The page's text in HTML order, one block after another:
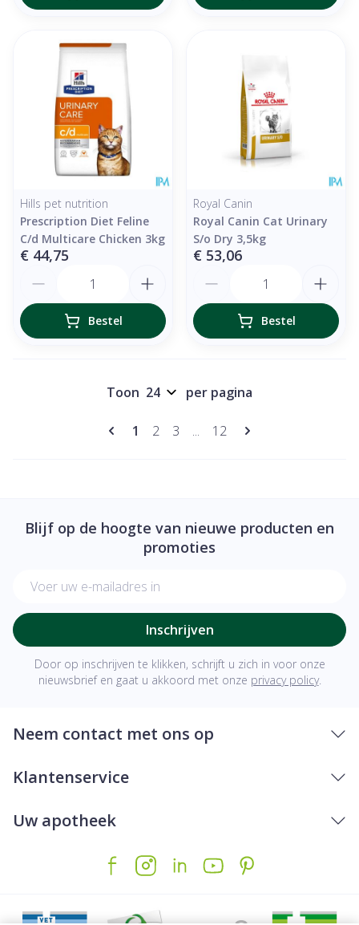
Hills pet nutrition
Prescription Diet Feline
C/d Multicare Chicken 3kg
€ 44,75
Bestel
Royal Canin
Royal Canin Cat Urinary
S/o Dry 3,5kg
€ 53,06
Bestel
Pagina's
U lees momenteel pagina
1 Pagina
2 Pagina
3 ... Pagina
12
Toon per pagina
Blijf op de hoogte van nieuwe producten en
promoties
Inschrijven
Door op inschrijven te klikken, schrijft u zich in voor onze
nieuwsbrief en gaat u akkoord met onze privacy policy.
Neem contact met ons op
Klantenservice
Uw apotheek